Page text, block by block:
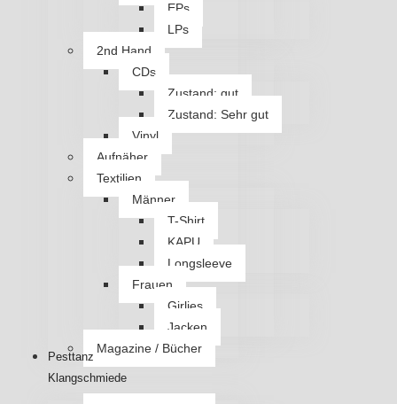
EPs
LPs
2nd Hand
CDs
Zustand: gut
Zustand: Sehr gut
Vinyl
Aufnäher
Textilien
Männer
T-Shirt
KAPU
Longsleeve
Frauen
Girlies
Jacken
Magazine / Bücher
Pesttanz
Klangschmiede